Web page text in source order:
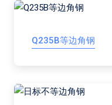
Q235B等边角钢